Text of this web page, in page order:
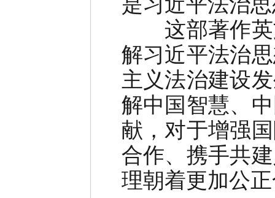
这部著作英
解习近平法治
主义法治建设
解中国智慧、
献，对于增强
合作、携手共
理朝着更加公